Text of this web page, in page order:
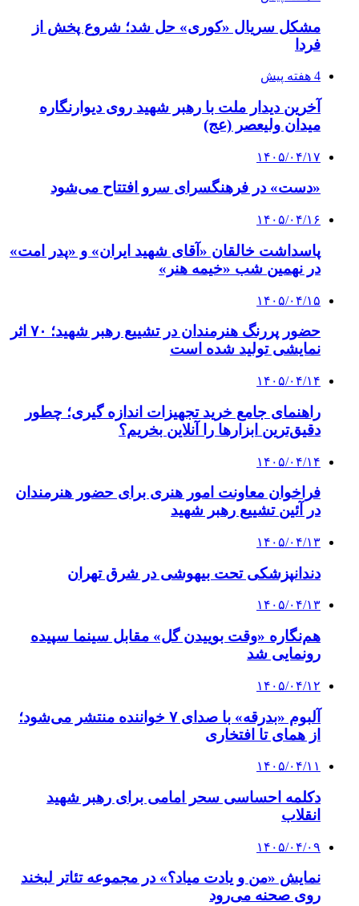
مشکل سریال «کوری» حل شد؛ شروع پخش از
فردا
4 هفته پیش
آخرین دیدار ملت با رهبر شهید روی دیوارنگاره
میدان ولیعصر (عج)
۱۴۰۵/۰۴/۱۷
«دست» در فرهنگسرای سرو افتتاح می‌شود
۱۴۰۵/۰۴/۱۶
پاسداشت خالقان «آقای شهید ایران» و «پدر امت»
در نهمین شب «خیمه هنر»
۱۴۰۵/۰۴/۱۵
حضور پررنگ هنرمندان در تشییع رهبر شهید؛ ۷۰ اثر
نمایشی تولید شده است
۱۴۰۵/۰۴/۱۴
راهنمای جامع خرید تجهیزات اندازه گیری؛ چطور
دقیق‌ترین ابزارها را آنلاین بخریم؟
۱۴۰۵/۰۴/۱۴
فراخوان معاونت امور هنری برای حضور هنرمندان
در آئین تشییع رهبر شهید
۱۴۰۵/۰۴/۱۳
دندانپزشکی تحت بیهوشی در شرق تهران
۱۴۰۵/۰۴/۱۳
هم‌نگاره «وقت بوییدن گل» مقابل سینما سپیده
رونمایی شد
۱۴۰۵/۰۴/۱۲
آلبوم «بدرقه» با صدای ۷ خواننده منتشر می‌شود؛
از همای تا افتخاری
۱۴۰۵/۰۴/۱۱
دکلمه‌ احساسی سحر امامی برای رهبر شهید
انقلاب
۱۴۰۵/۰۴/۰۹
نمایش «من و یادت میاد؟» در مجموعه تئاتر لبخند
روی صحنه می‌رود